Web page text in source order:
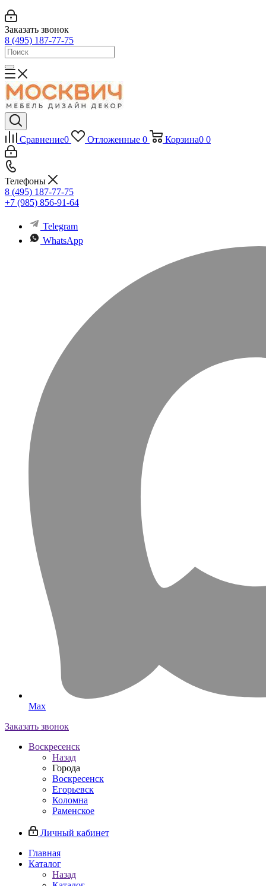
Заказать звонок
8 (495) 187-77-75
Сравнение0 Отложенные 0 Корзина0 0
Телефоны
8 (495) 187-77-75
+7 (985) 856-91-64
Telegram
WhatsApp
Max
Заказать звонок
Воскресенск
Назад
Города
Воскресенск
Егорьевск
Коломна
Раменское
Личный кабинет
Главная
Каталог
Назад